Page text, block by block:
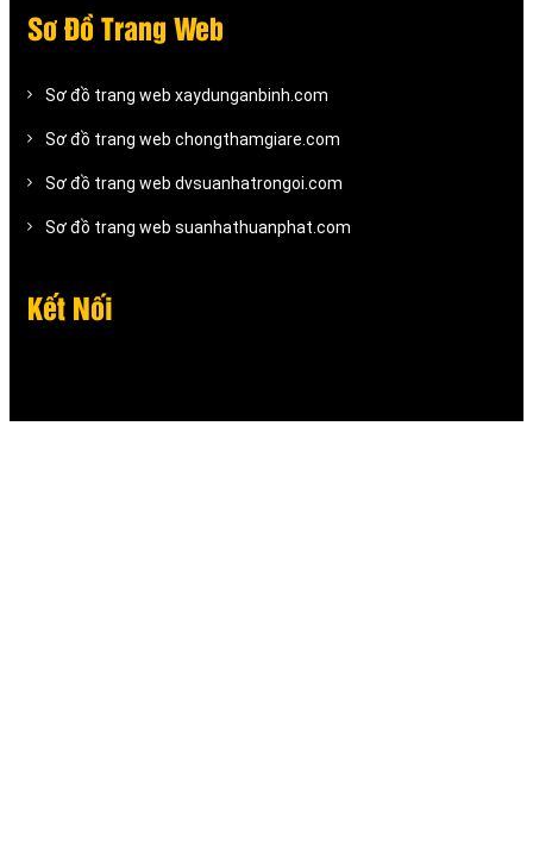
Sơ Đồ Trang Web
Sơ đồ trang web xaydunganbinh.com
Sơ đồ trang web chongthamgiare.com
Sơ đồ trang web dvsuanhatrongoi.com
Sơ đồ trang web suanhathuanphat.com
Kết Nối